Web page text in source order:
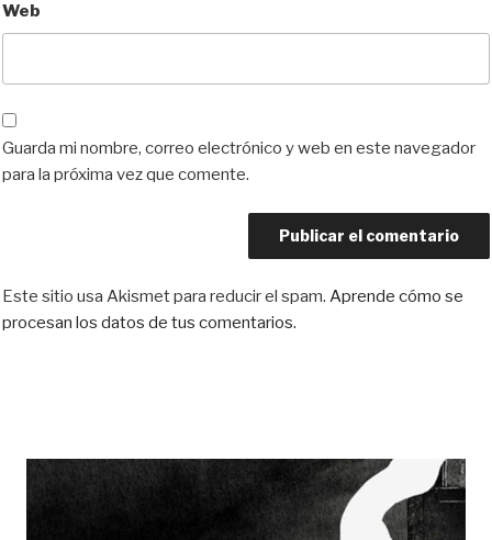
Web
Guarda mi nombre, correo electrónico y web en este navegador
para la próxima vez que comente.
Este sitio usa Akismet para reducir el spam. Aprende cómo se
procesan los datos de tus comentarios.